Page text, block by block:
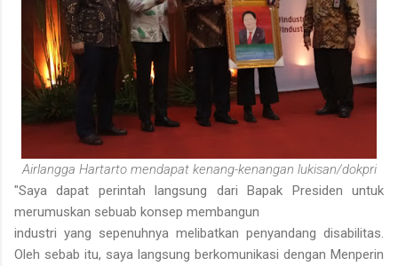
Airlangga Hartarto mendapat kenang-kenangan lukisan/dokpri
"Saya dapat perintah langsung dari Bapak Presiden untuk
merumuskan sebuab konsep membangun
industri yang sepenuhnya melibatkan penyandang disabilitas.
Oleh sebab itu, saya langsung berkomunikasi dengan Menperin